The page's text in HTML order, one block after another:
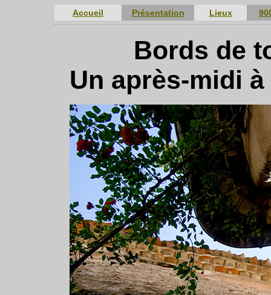
Accueil Présentation Lieux
Bords de
Un après-midi